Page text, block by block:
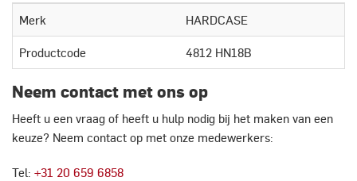
Merk HARDCASE
Productcode 4812 HN18B
Neem contact met ons op
Heeft u een vraag of heeft u hulp nodig bij het maken van een
keuze? Neem contact op met onze medewerkers:
Tel: +31 20 659 6858